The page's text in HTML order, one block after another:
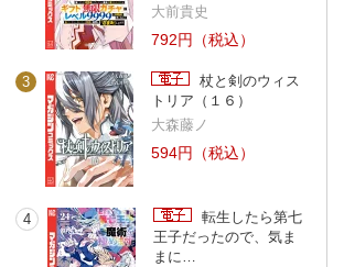
大前貴史
792円（税込）
3
杖と剣のウィス
トリア（１６）
大森藤ノ
594円（税込）
4
転生したら第七
王子だったので、気ま
まに…